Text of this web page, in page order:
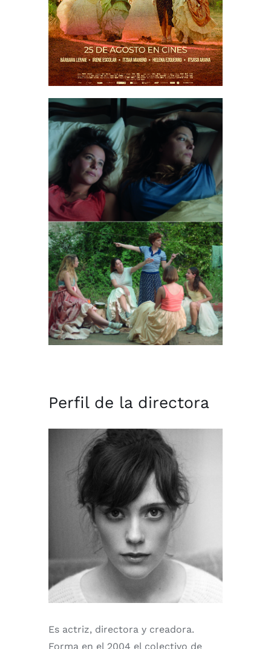
Perfil de la directora
Es actriz, directora y creadora.
Forma en el 2004 el colectivo de